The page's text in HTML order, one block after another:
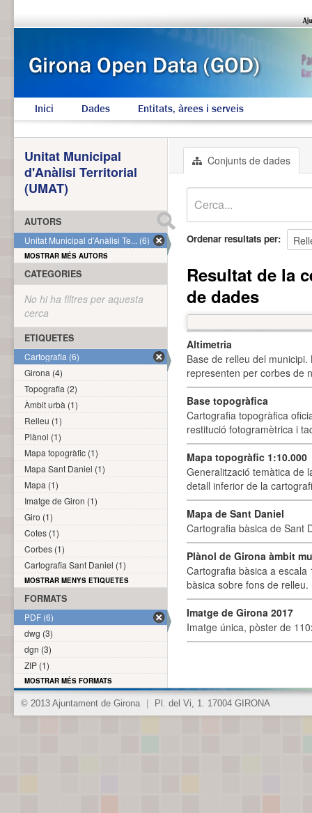
Inici Dades Entitats, àrees i serveis
Conjunts de dades
Ordenar resultats per
Resultat de la
de dades
Altimetria
Base de relleu del
representen per corbes de
Base topogràfica
Cartografia topogràfica
restitució fotogramètrica i
Mapa topogràfic 1:10.000
Generalització temàtica de
detall inferior de la
Mapa de Sant Daniel
Cartografia bàsica de Sant
Plànol de Girona àmbit
Cartografia bàsica a
bàsica sobre fons de
Imatge de Girona 2017
Imatge única, pòster de
Unitat Municipal
d'Anàlisi Territorial
(UMAT)
AUTORS
Unitat Municipal d'Anàlisi Te... (6)
MOSTRAR MÉS AUTORS
CATEGORIES
No hi ha filtres per aquesta
cerca
ETIQUETES
Cartografia (6)
Girona (4)
Topografia (2)
Àmbit urbà (1)
Relleu (1)
Plànol (1)
Mapa topogràfic (1)
Mapa Sant Daniel (1)
Mapa (1)
Imatge de Giron (1)
Giro (1)
Cotes (1)
Corbes (1)
Cartografia Sant Daniel (1)
MOSTRAR MENYS ETIQUETES
FORMATS
PDF (6)
dwg (3)
dgn (3)
ZIP (1)
MOSTRAR MÉS FORMATS
© 2013 Ajuntament de Girona Pl. del Vi, 1. 17004 GIRONA